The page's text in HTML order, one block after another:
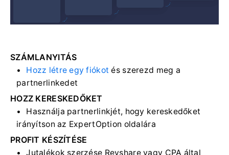
SZÁMLANYITÁS
Hozz létre egy fiókot és szerezd meg a
partnerlinkedet
HOZZ KERESKEDŐKET
Használja partnerlinkjét, hogy kereskedőket
irányítson az ExpertOption oldalára
PROFIT KÉSZÍTÉSE
Jutalékok szerzése Revshare vagy CPA által